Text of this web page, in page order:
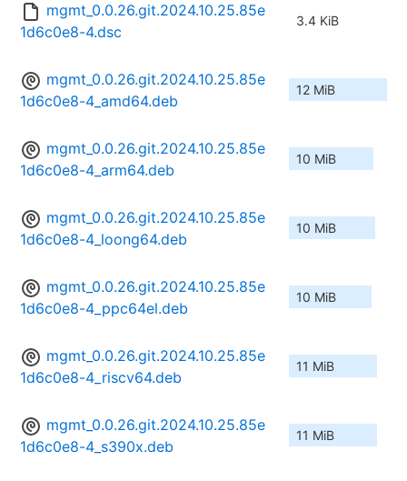
mgmt_0.0.26.git.2024.10.25.85e
1d6c0e8-4.dsc
3.4 KiB
mgmt_0.0.26.git.2024.10.25.85e
1d6c0e8-4_amd64.deb
12 MiB
mgmt_0.0.26.git.2024.10.25.85e
1d6c0e8-4_arm64.deb
10 MiB
mgmt_0.0.26.git.2024.10.25.85e
1d6c0e8-4_loong64.deb
10 MiB
mgmt_0.0.26.git.2024.10.25.85e
1d6c0e8-4_ppc64el.deb
10 MiB
mgmt_0.0.26.git.2024.10.25.85e
1d6c0e8-4_riscv64.deb
11 MiB
mgmt_0.0.26.git.2024.10.25.85e
1d6c0e8-4_s390x.deb
11 MiB